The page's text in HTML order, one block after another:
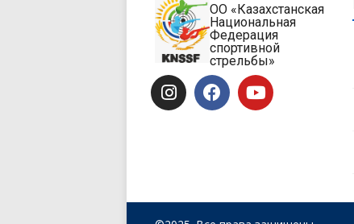
ОО «Казахстанская
Национальная
Федерация
спортивной
стрельбы»